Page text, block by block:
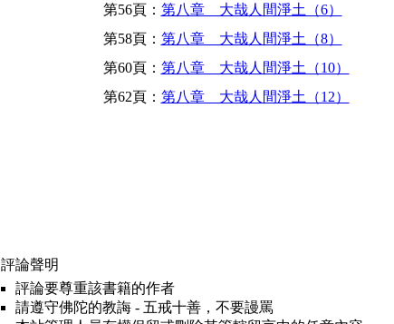
第56頁： 第八章 大哉人間淨土（6）
第58頁： 第八章 大哉人間淨土（8）
第60頁： 第八章 大哉人間淨土（10）
第62頁： 第八章 大哉人間淨土（12）
評論聲明
評論要尊重該書籍的作者
請遵守佛陀的教誨 - 五戒十善，不要謾罵